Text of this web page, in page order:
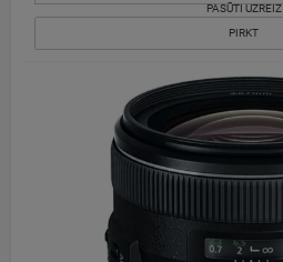
PASŪTI UZREIZ
PIRKT